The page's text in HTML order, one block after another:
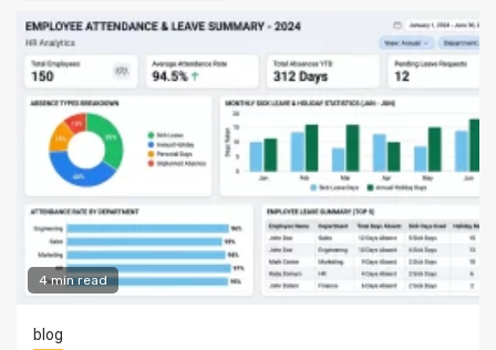
4 min read
blog